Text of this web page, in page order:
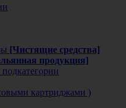
[Чистящие средства]
продукция]
подкатегории
картриджами )